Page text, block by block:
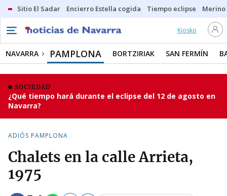
Sitio El Sadar Encierro Estella cogida Tiempo eclipse
Kiosko
NAVARRA PAMPLONA BORTZIRIAK SAN FERMÍN
SOCIEDAD
¿Qué tiempo hará durante el eclipse del 12 de agosto en
Navarra?
ADIÓS PAMPLONA
Chalets en la calle Arrieta,
1975